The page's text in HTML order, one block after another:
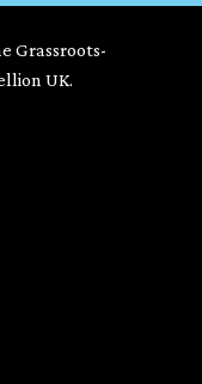
Grassroots-
UK.